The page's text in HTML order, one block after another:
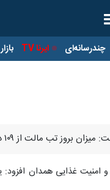
چندرسانه‌ای ایرنا TV بازار